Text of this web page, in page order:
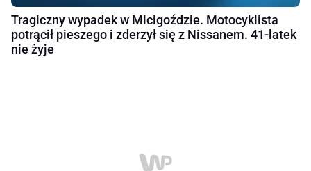
Tragiczny wypadek w Micigoździe. Motocyklista
potrącił pieszego i zderzył się z Nissanem. 41-latek
nie żyje